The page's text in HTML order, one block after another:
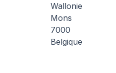
Wallonie
Mons
7000
Belgique